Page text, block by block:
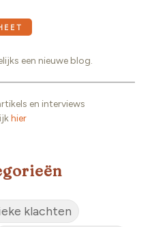
een nieuwe blog.
en interviews
hier
klachten